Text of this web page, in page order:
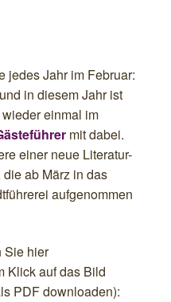
jedes Jahr im Februar:
in diesem Jahr ist
einmal im
mit dabei.
einer neue Literatur-
ab März in das
aufgenommen
Sie hier
Klick auf das Bild
PDF downloaden):